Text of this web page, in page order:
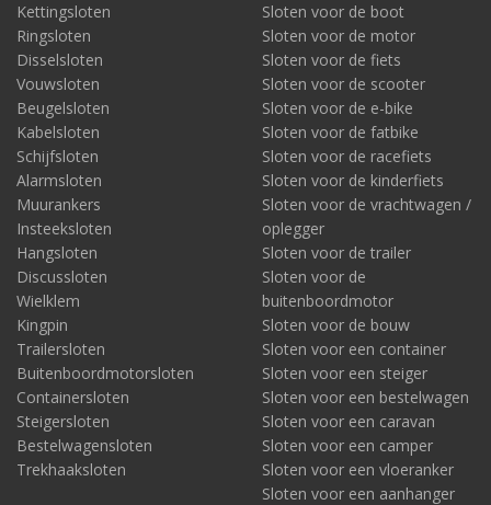
Hoe wordt het slot ART-gekeurd?
Bij de keuring komen onder meer uitgebreide
laboratoriumtesten aan bod, met nabootsing van ultra
agressieve dievenmethoden. Denk hierbij aan zagen, boren,
torpederen en snijden. Maar ook aan picking - zeg maar het
hengelen met een nagebootste 'sleutel' binnen het slotcilinder.
Voor een motor minimaal ART-4, voor een zware motor
ART-5
De lengte is voor het keurmerk in principe niet van belang. Wel is
het gewicht en de robuustheid van de ketting en het slothuis bij
een ART-5 kettingslot gemiddeld hoger. Daarom is een ART-5
slot vaak vooral geschikt voor de zwaardere motor.
Zie hier ART-5 kettingsloten van merken alsAXA ,ABUS
tect
. U kunt een ART-5 slot eenvoudig herkennen aan het ART-
logo met het aantal sterren en het viercijferig goedkeurnummer.
Advies: bewaar uw aankoopfactuur
Mocht u onverhoopt tóch slachtoffer zijn van diefstal van uw
kostbare motor, zorg er dan in elk geval bij voorbaat al voor dat
u de aankoopbon van het ART-5 slot bewaard heeft en voor het
grijpen heeft. Althans, als u een verzekering heeft afgesloten.
Uw verzekeraar zal er in dat geval om vragen.
Kettingsloten
Ringsloten
Disselsloten
Vouwsloten
Beugelsloten
Kabelsloten
Schijfsloten
Alarmsloten
Muurankers
Insteeksloten
Hangsloten
Discussloten
Wielklem
Kingpin
Trailersloten
Buitenboordmotorsloten
Containersloten
Steigersloten
Bestelwagensloten
Trekhaaksloten
Sloten voor de boot
Sloten voor de motor
Sloten voor de fiets
Sloten voor de scooter
Sloten voor de e-bike
Sloten voor de fatbike
Sloten voor de racefiets
Sloten voor de kinderfiets
Sloten voor de vrachtwagen /
oplegger
Sloten voor de trailer
Sloten voor de
buitenboordmotor
Sloten voor de bouw
Sloten voor een container
Sloten voor een steiger
Sloten voor een bestelwagen
Sloten voor een caravan
Sloten voor een camper
Sloten voor een vloeranker
Sloten voor een aanhanger